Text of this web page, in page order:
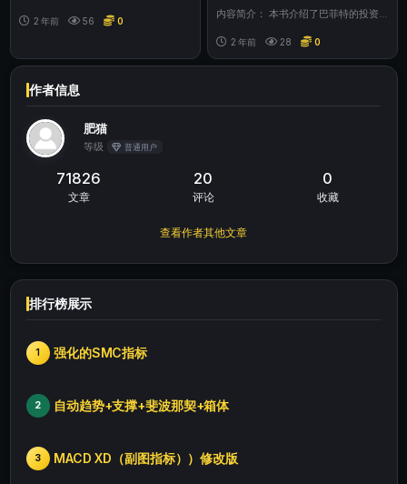
心理狀态，并...
2 年前 56 0
内容简介： 本书介绍了巴菲特的投资
种场景入手阐...
2 年前 28 0
作者信息
肥猫
等级 普通用户
71826
文章
20
评论
0
收藏
查看作者其他文章
排行榜展示
1 强化的SMC指标
2 自动趋势+支撑+斐波那契+箱体
3 MACD XD（副图指标））修改版